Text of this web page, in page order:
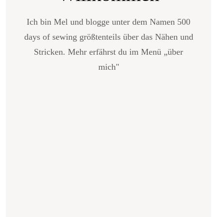
Ich bin Mel und blogge unter dem Namen 500
days of sewing größtenteils über das Nähen und
Stricken. Mehr erfährst du im Menü „über
mich"